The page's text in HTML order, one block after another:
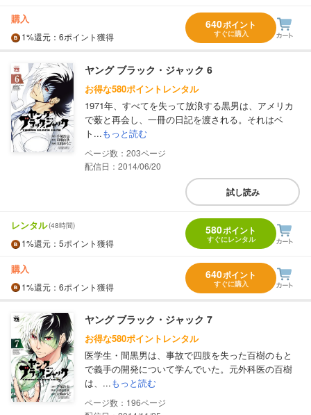
購入
1%還元 ：6ポイント獲得
640ポイント
すぐに購入
ヤング ブラック・ジャック 6
お得な580ポイントレンタル
1971年、すべてを失って放浪する黒男は、アメリカ
で薮と再会し、一冊の日記を渡される。それはベ
ト...もっと読む
203
配信日：2014/06/20
試し読み
レンタル(48時間)
1%還元 ：5ポイント獲得
580ポイント
すぐにレンタル
購入
1%還元 ：6ポイント獲得
640ポイント
すぐに購入
ヤング ブラック・ジャック 7
お得な580ポイントレンタル
医学生・間黒男は、事故で四肢を失った百樹のもと
で義手の開発について学んでいた。元外科医の百樹
は、...もっと読む
196